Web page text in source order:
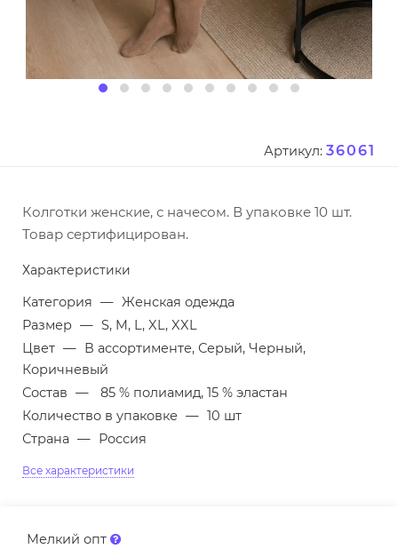
Артикул: 36061
Колготки женские, с начесом. В упаковке 10 шт.
Товар сертифицирован.
Характеристики
Категория — Женская одежда
Размер — S, M, L, XL, XXL
Цвет — В ассортименте, Серый, Черный,
Коричневый
Состав —
85 % полиамид, 15 % эластан
Количество в упаковке — 10 шт
Страна — Россия
Все характеристики
Мелкий опт